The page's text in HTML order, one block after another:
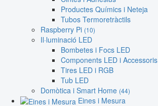
Productes Químics i Neteja
Tubos Termoretràctils
Raspberry Pi (10)
Il·luminació LED
Bombetes i Focs LED
Components LED i Accessoris
Tires LED i RGB
Tub LED
Domòtica i Smart Home (44)
Eines i Mesura